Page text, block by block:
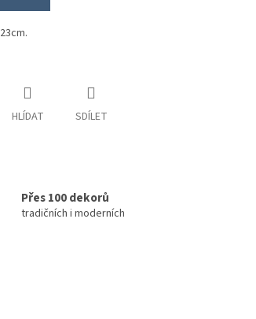
HLÍDAT SDÍLET
Přes 100 dekorů
tradičních i moderních